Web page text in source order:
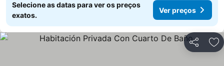
Selecione as datas para ver os preços
exatos.
Ver preços
Partilhar